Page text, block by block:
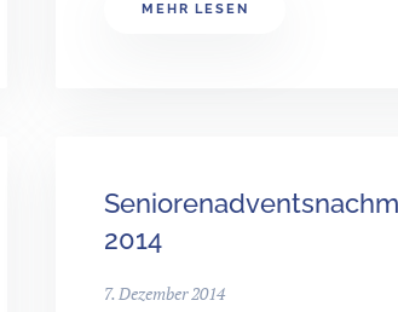
MEHR LESEN
2014
7. Dezember 2014